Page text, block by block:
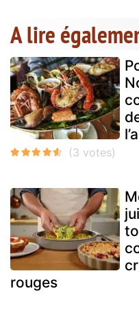
A lire
rouges